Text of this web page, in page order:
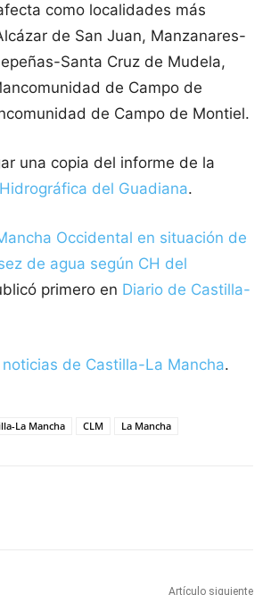
como localidades más
de San Juan, Manzanares-
Santa Cruz de Mudela,
de Campo de
de Campo de Montiel.
una copia del informe de la
del Guadiana.
Occidental en situación de
de agua según CH del
primero en Diario de Castilla-
de Castilla-La Mancha.
La Mancha CLM La Mancha
Artículo siguiente